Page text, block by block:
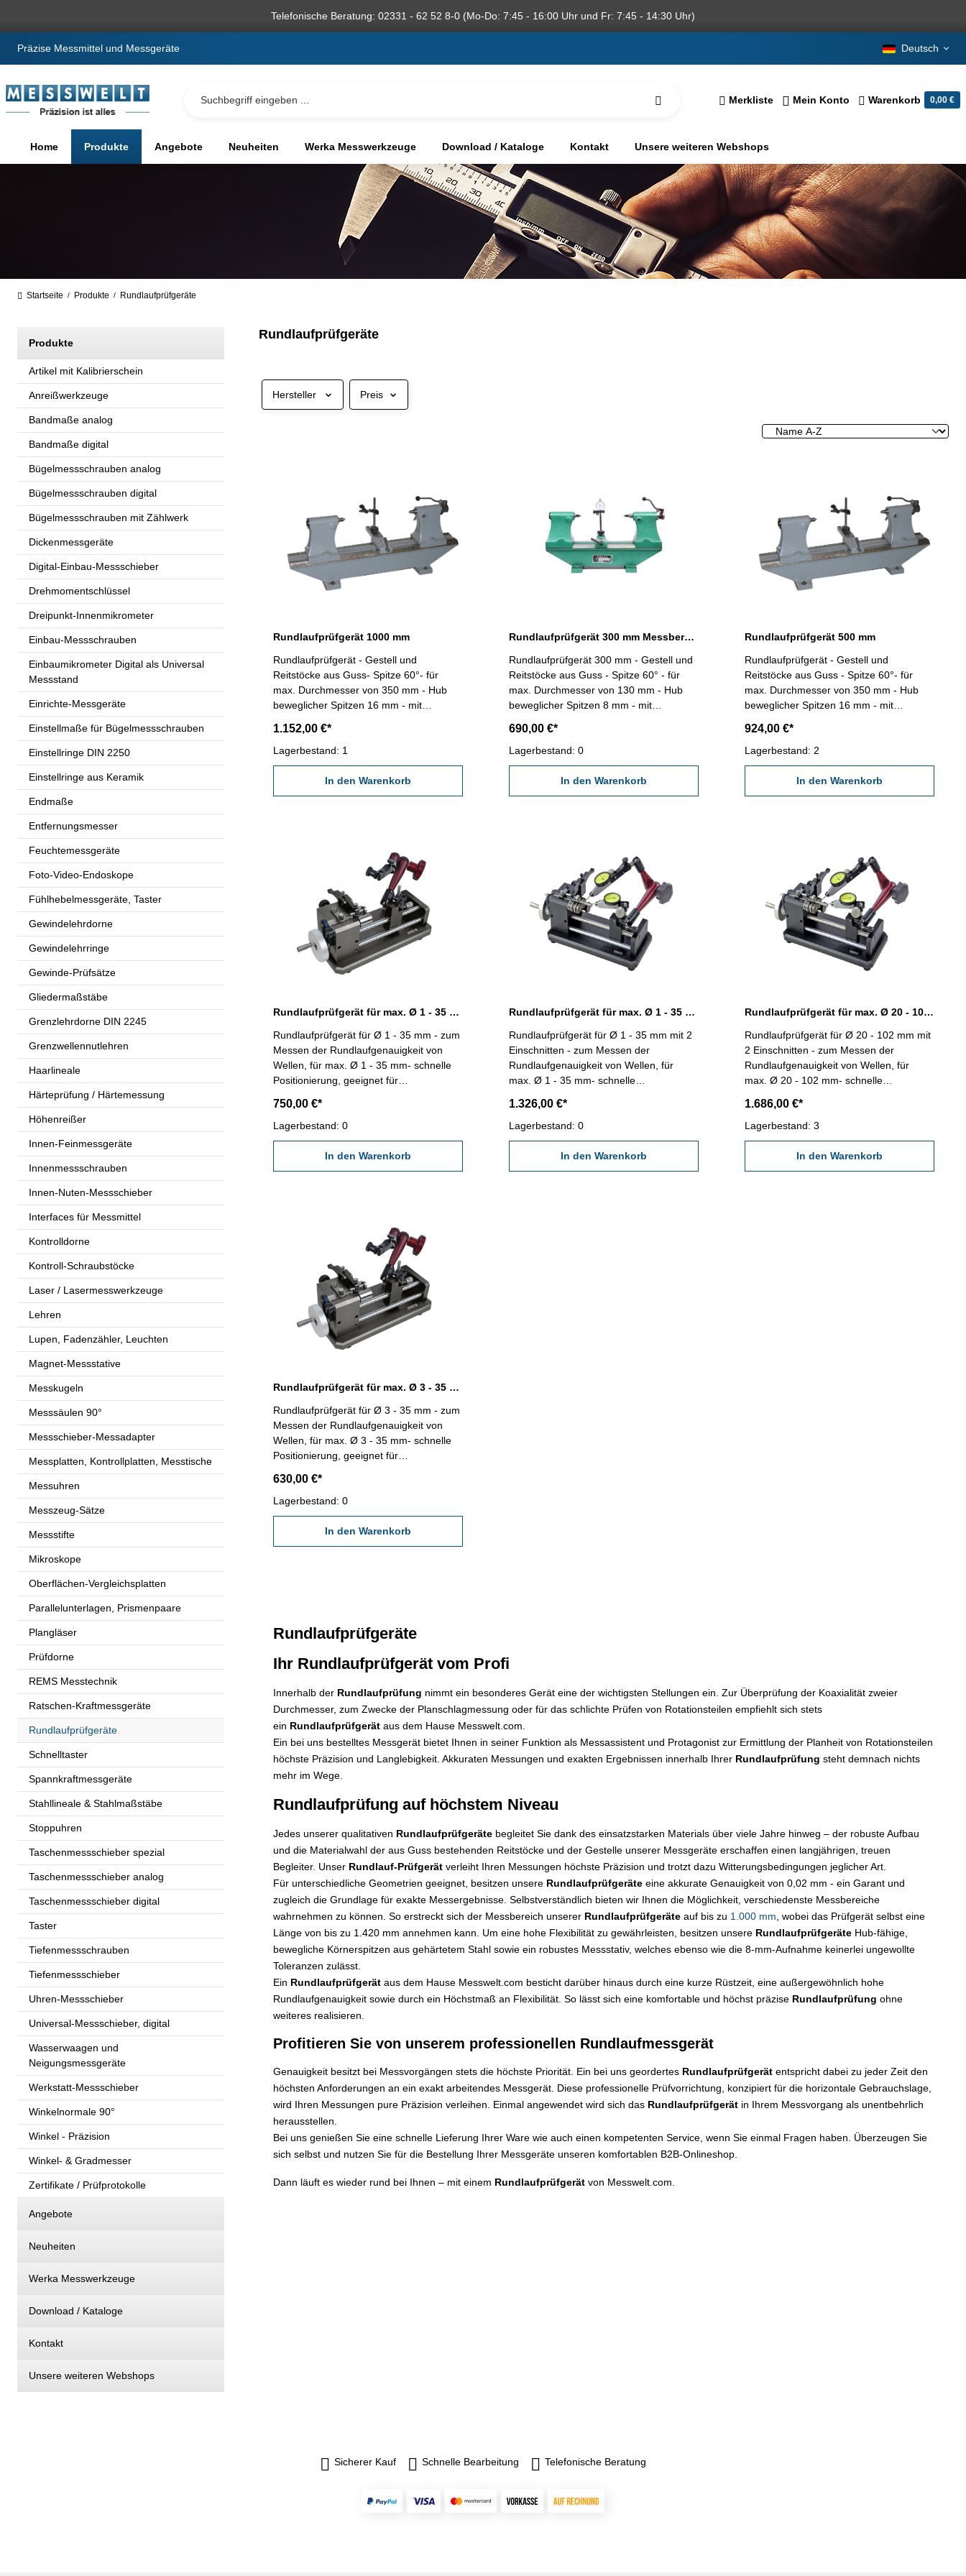
Telefonische Beratung: 02331 - 62 52 8-0 (Mo-Do: 7:45 - 16:00 Uhr und Fr: 7:45 - 14:30 Uhr)
Präzise Messmittel und Messgeräte Deutsch
Merkliste Mein Konto Warenkorb 0,00 €
Home Produkte Angebote Neuheiten Werka Messwerkzeuge Download / Kataloge Kontakt Unsere weiteren Webshops
Startseite / Produkte / Rundlaufprüfgeräte
Produkte
Artikel mit Kalibrierschein
Anreißwerkzeuge
Bandmaße analog
Bandmaße digital
Bügelmessschrauben analog
Bügelmessschrauben digital
Bügelmessschrauben mit Zählwerk
Dickenmessgeräte
Digital-Einbau-Messschieber
Drehmomentschlüssel
Dreipunkt-Innenmikrometer
Einbau-Messschrauben
Einbaumikrometer Digital als Universal
Messstand
Einrichte-Messgeräte
Einstellmaße für Bügelmessschrauben
Einstellringe DIN 2250
Einstellringe aus Keramik
Endmaße
Entfernungsmesser
Feuchtemessgeräte
Foto-Video-Endoskope
Fühlhebelmessgeräte, Taster
Gewindelehrdorne
Gewindelehrringe
Gewinde-Prüfsätze
Gliedermaßstäbe
Grenzlehrdorne DIN 2245
Grenzwellennutlehren
Haarlineale
Härteprüfung / Härtemessung
Höhenreißer
Innen-Feinmessgeräte
Innenmessschrauben
Innen-Nuten-Messschieber
Interfaces für Messmittel
Kontrolldorne
Kontroll-Schraubstöcke
Laser / Lasermesswerkzeuge
Lehren
Lupen, Fadenzähler, Leuchten
Magnet-Messstative
Messkugeln
Messsäulen 90°
Messschieber-Messadapter
Messplatten, Kontrollplatten, Messtische
Messuhren
Messzeug-Sätze
Messstifte
Mikroskope
Oberflächen-Vergleichsplatten
Parallelunterlagen, Prismenpaare
Plangläser
Prüfdorne
REMS Messtechnik
Ratschen-Kraftmessgeräte
Rundlaufprüfgeräte
Schnelltaster
Spannkraftmessgeräte
Stahllineale & Stahlmaßstäbe
Stoppuhren
Taschenmessschieber spezial
Taschenmessschieber analog
Taschenmessschieber digital
Taster
Tiefenmessschrauben
Tiefenmessschieber
Uhren-Messschieber
Universal-Messschieber, digital
Wasserwaagen und
Neigungsmessgeräte
Werkstatt-Messschieber
Winkelnormale 90°
Winkel - Präzision
Winkel- & Gradmesser
Zertifikate / Prüfprotokolle
Angebote
Neuheiten
Werka Messwerkzeuge
Download / Kataloge
Kontakt
Unsere weiteren Webshops
Rundlaufprüfgeräte
Hersteller Preis
Rundlaufprüfgerät 1000 mm
Rundlaufprüfgerät - Gestell und
Reitstöcke aus Guss- Spitze 60°- für
max. Durchmesser von 350 mm - Hub
beweglicher Spitzen 16 mm - mit
Querarm 10 x 150 mm Aufnahme 8 mm
- Genauigeit 0,02 mm Messbereich: 1000
mm Gesamtlänge: 1420 mm
Speditionsware! Bitte beachten Sie
unsere Lieferbedingungen!
1.152,00 €*
Lagerbestand: 1
In den Warenkorb
Rundlaufprüfgerät 300 mm Messbereich
Rundlaufprüfgerät 300 mm - Gestell und
Reitstöcke aus Guss - Spitze 60° - für
max. Durchmesser von 130 mm - Hub
beweglicher Spitzen 8 mm - mit
Querarm 10 x 150 mm Aufnahme 8 mm
Speditionsware! Bitte beachten Sie
unsere Lieferbedingungen!
690,00 €*
Lagerbestand: 0
In den Warenkorb
Rundlaufprüfgerät 500 mm
Rundlaufprüfgerät - Gestell und
Reitstöcke aus Guss - Spitze 60°- für
max. Durchmesser von 350 mm - Hub
beweglicher Spitzen 16 mm - mit
Querarm 10 x 150 mm Aufnahme 8 mm
- Genauigeit 0,02 mm Messbereich: 500
mm Gesamtlänge: 920 mm
Speditionsware! Bitte beachten Sie
unsere Lieferbedingungen!
924,00 €*
Lagerbestand: 2
In den Warenkorb
Rundlaufprüfgerät für max. Ø 1 - 35 mm
Rundlaufprüfgerät für Ø 1 - 35 mm - zum
Messen der Rundlaufgenauigkeit von
Wellen, für max. Ø 1 - 35 mm- schnelle
Positionierung, geeignet für
zur Aufnahme von Messuhren oder
Feinzeigern mit Aufnahme Ø 8-
Messungen an zwei Stellen gleichzeitig
möglich- mit Hand-Drehrad
750,00 €*
Lagerbestand: 0
In den Warenkorb
Rundlaufprüfgerät für max. Ø 1 - 35 mm mit 2 Einschnitten
Rundlaufprüfgerät für Ø 1 - 35 mm mit 2
Einschnitten - zum Messen der
Rundlaufgenauigkeit von Wellen, für
max. Ø 1 - 35 mm- schnelle
Serienmessungen- mit zwei Messstativen
zur Aufnahme von Messuhren oder
Feinzeigern mit Aufnahme Ø 8-
Messungen an zwei Stellen gleichzeitig
möglich- mit Hand-Drehrad- Lieferung
1.326,00 €*
Lagerbestand: 0
In den Warenkorb
Rundlaufprüfgerät für max. Ø 20 - 102 mm mit 2 Einschnitten
Rundlaufprüfgerät für Ø 20 - 102 mm mit
2 Einschnitten - zum Messen der
Rundlaufgenauigkeit von Wellen, für
max. Ø 20 - 102 mm- schnelle
Serienmessungen- mit zwei Messstativen
zur Aufnahme von Messuhren oder
Feinzeigern mit Aufnahme Ø 8-
Messungen an zwei Stellen gleichzeitig
möglich- mit Hand-Drehrad- Lieferung
1.686,00 €*
Lagerbestand: 3
In den Warenkorb
Rundlaufprüfgerät für max. Ø 3 - 35 mm
Rundlaufprüfgerät für Ø 3 - 35 mm - zum
Messen der Rundlaufgenauigkeit von
Wellen, für max. Ø 3 - 35 mm- schnelle
Positionierung, geeignet für
zur Aufnahme von Messuhren oder
Feinzeigern mit Aufnahme Ø 8-
Messungen an zwei Stellen gleichzeitig
möglich- mit Hand-Drehrad
630,00 €*
Lagerbestand: 0
In den Warenkorb
Rundlaufprüfgeräte
Ihr Rundlaufprüfgerät vom Profi
Innerhalb der Rundlaufprüfung nimmt ein besonderes Gerät eine der wichtigsten Stellungen ein. Zur Überprüfung der Koaxialität zweier
Durchmesser, zum Zwecke der Planschlagmessung oder für das schlichte Prüfen von Rotationsteilen empfiehlt sich stets
ein Rundlaufprüfgerät aus dem Hause Messwelt.com.
Ein bei uns bestelltes Messgerät bietet Ihnen in seiner Funktion als Messassistent und Protagonist zur Ermittlung der Planheit von Rotationsteilen
höchste Präzision und Langlebigkeit. Akkuraten Messungen und exakten Ergebnissen innerhalb Ihrer Rundlaufprüfung steht demnach nichts
mehr im Wege.
Rundlaufprüfung auf höchstem Niveau
Jedes unserer qualitativen Rundlaufprüfgeräte begleitet Sie dank des einsatzstarken Materials über viele Jahre hinweg – der robuste Aufbau
und die Materialwahl der aus Guss bestehenden Reitstöcke und der Gestelle unserer Messgeräte erschaffen einen langjährigen, treuen
Begleiter. Unser Rundlauf-Prüfgerät verleiht Ihren Messungen höchste Präzision und trotzt dazu Witterungsbedingungen jeglicher Art.
Für unterschiedliche Geometrien geeignet, besitzen unsere Rundlaufprüfgeräte eine akkurate Genauigkeit von 0,02 mm - ein Garant und
zugleich die Grundlage für exakte Messergebnisse. Selbstverständlich bieten wir Ihnen die Möglichkeit, verschiedenste Messbereiche
wahrnehmen zu können. So erstreckt sich der Messbereich unserer Rundlaufprüfgeräte auf bis zu 1.000 mm, wobei das Prüfgerät selbst eine
Länge von bis zu 1.420 mm annehmen kann. Um eine hohe Flexibilität zu gewährleisten, besitzen unsere Rundlaufprüfgeräte Hub-fähige,
bewegliche Körnerspitzen aus gehärtetem Stahl sowie ein robustes Messstativ, welches ebenso wie die 8-mm-Aufnahme keinerlei ungewollte
Toleranzen zulässt.
Ein Rundlaufprüfgerät aus dem Hause Messwelt.com besticht darüber hinaus durch eine kurze Rüstzeit, eine außergewöhnlich hohe
Rundlaufgenauigkeit sowie durch ein Höchstmaß an Flexibilität. So lässt sich eine komfortable und höchst präzise Rundlaufprüfung ohne
weiteres realisieren.
Profitieren Sie von unserem professionellen Rundlaufmessgerät
Genauigkeit besitzt bei Messvorgängen stets die höchste Priorität. Ein bei uns geordertes Rundlaufprüfgerät entspricht dabei zu jeder Zeit den
höchsten Anforderungen an ein exakt arbeitendes Messgerät. Diese professionelle Prüfvorrichtung, konzipiert für die horizontale Gebrauchslage,
wird Ihren Messungen pure Präzision verleihen. Einmal angewendet wird sich das Rundlaufprüfgerät in Ihrem Messvorgang als unentbehrlich
herausstellen.
Bei uns genießen Sie eine schnelle Lieferung Ihrer Ware wie auch einen kompetenten Service, wenn Sie einmal Fragen haben. Überzeugen Sie
sich selbst und nutzen Sie für die Bestellung Ihrer Messgeräte unseren komfortablen B2B-Onlineshop.
Dann läuft es wieder rund bei Ihnen – mit einem Rundlaufprüfgerät von Messwelt.com.
Sicherer Kauf Schnelle Bearbeitung Telefonische Beratung